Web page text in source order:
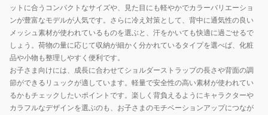
ットに合うコンパクトなサイズや、見た目にも軽やかでカラーバリエーショ
ンが豊富なモデルが人気です。さらに冷え対策として、背中に通気性の良い
メッシュ素材が使われているものを選ぶと、汗をかいても快適に過ごせるで
しょう。荷物の量に応じて収納が細かく分かれているタイプを選べば、化粧
品や小物も整理しやすく便利です。
お子さま向けには、成長に合わせてショルダーストラップの長さや背面の調
節ができるリュックが適しています。軽量で安全性の高い素材が使われてい
るかもチェックしたいポイントです。楽しく背負えるようにキャラクターや
カラフルなデザインを選ぶのも、お子さまのモチベーションアップにつなが